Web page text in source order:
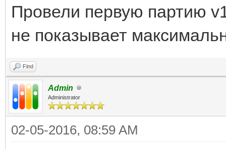
Провели первую партию
не показывает
Find
Admin
Administrator
02-05-2016, 08:59 AM